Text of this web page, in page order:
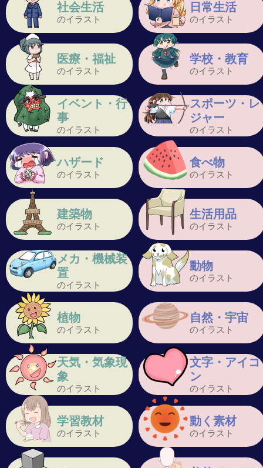
社会生活
のイラスト
日常生活
のイラスト
医療・福祉
のイラスト
学校・教育
のイラスト
イベント・行
事
のイラスト
スポーツ・レ
ジャー
のイラスト
ハザード
のイラスト
食べ物
のイラスト
建築物
のイラスト
生活用品
のイラスト
メカ・機械装
置
のイラスト
動物
のイラスト
植物
のイラスト
自然・宇宙
のイラスト
天気・気象現
象
のイラスト
文字・アイコ
ン
のイラスト
学習教材
のイラスト
動く素材
のイラスト